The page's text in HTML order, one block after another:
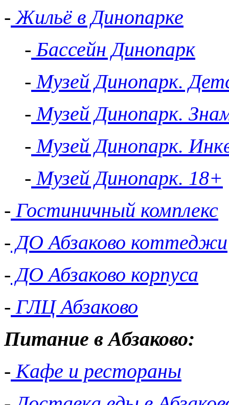
- Жильё в Динопарке
- Бассейн Динопарк
- Музей Динопарк.
- Музей Динопарк.
- Музей Динопарк.
- Музей Динопарк. 18+
- Гостиничный комплекс
- ДО Абзаково коттеджи
- ДО Абзаково корпуса
- ГЛЦ Абзаково
Питание в Абзаково:
- Кафе и рестораны